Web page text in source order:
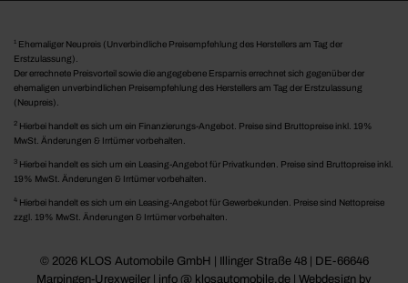
1 Ehemaliger Neupreis (Unverbindliche Preisempfehlung des Herstellers am Tag der
Erstzulassung).
Der errechnete Preisvorteil sowie die angegebene Ersparnis errechnet sich gegenüber der
ehemaligen unverbindlichen Preisempfehlung des Herstellers am Tag der Erstzulassung
(Neupreis).
2 Hierbei handelt es sich um ein Finanzierungs-Angebot. Preise sind Bruttopreise inkl. 19%
MwSt. Änderungen & Irrtümer vorbehalten.
3 Hierbei handelt es sich um ein Leasing-Angebot für Privatkunden. Preise sind Bruttopreise inkl.
19% MwSt. Änderungen & Irrtümer vorbehalten.
4 Hierbei handelt es sich um ein Leasing-Angebot für Gewerbekunden. Preise sind Nettopreise
zzgl. 19% MwSt. Änderungen & Irrtümer vorbehalten.
© 2026 KLOS Automobile GmbH | Illinger Straße 48 | DE-66646
Marpingen-Urexweiler | info @ klosautomobile.de | Webdesign by